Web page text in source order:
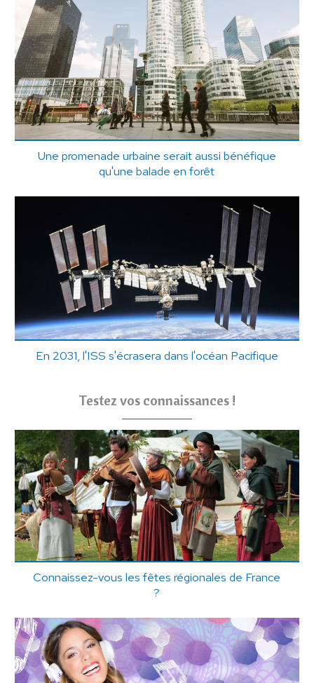
Une promenade urbaine serait aussi bénéfique
qu'une balade en forêt
En 2031, l'ISS s'écrasera dans l'océan Pacifique
Testez vos connaissances !
Connaissez-vous les fêtes régionales de France
?